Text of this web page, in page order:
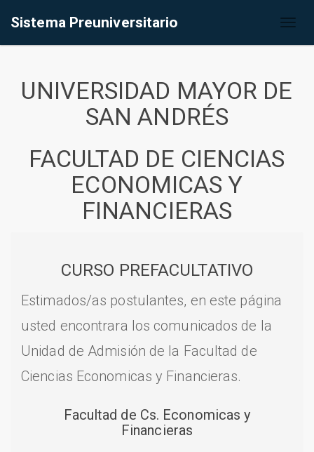
Sistema Preuniversitario
UNIVERSIDAD MAYOR DE
SAN ANDRÉS
FACULTAD DE CIENCIAS
ECONOMICAS Y
FINANCIERAS
CURSO PREFACULTATIVO
Estimados/as postulantes, en este página
usted encontrara los comunicados de la
Unidad de Admisión de la Facultad de
Ciencias Economicas y Financieras.
Facultad de Cs. Economicas y
Financieras